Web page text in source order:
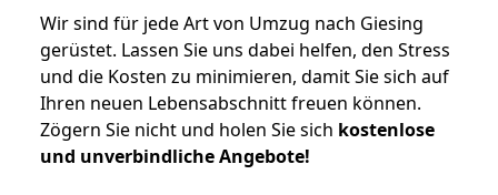
Wir sind für jede Art von Umzug nach Giesing
gerüstet. Lassen Sie uns dabei helfen, den Stress
und die Kosten zu minimieren, damit Sie sich auf
Ihren neuen Lebensabschnitt freuen können.
Zögern Sie nicht und holen Sie sich kostenlose
und unverbindliche Angebote!